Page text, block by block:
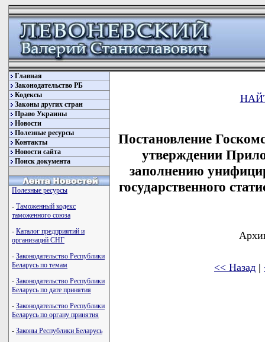
Главная
Законодательство РБ
Кодексы
Законы других стран
Право Украины
Новости
Полезные ресурсы
Контакты
Новости сайта
Поиск документа
Полезные ресурсы
- Таможенный кодекс
таможенного союза
- Каталог предприятий и
организаций СНГ
- Законодательство Республики
Беларусь по темам
- Законодательство Республики
Беларусь по дате принятия
- Законодательство Республики
Беларусь по органу принятия
- Законы Республики Беларусь
Постановление
утверждении
заполнению
государственного
<< Назад |